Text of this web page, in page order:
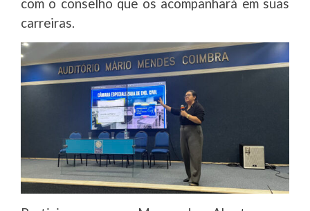
com o conselho que os acompanhará em suas
carreiras.